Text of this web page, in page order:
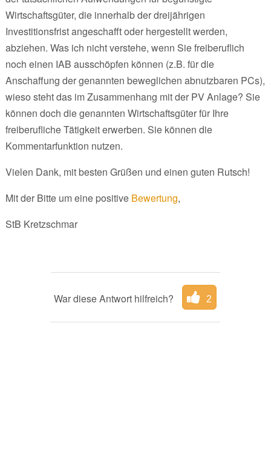
Wirtschaftsgüter, die innerhalb der dreijährigen
Investitionsfrist angeschafft oder hergestellt werden,
abziehen. Was ich nicht verstehe, wenn Sie freiberuflich
noch einen IAB ausschöpfen können (z.B. für die
Anschaffung der genannten beweglichen abnutzbaren PCs),
wieso steht das im Zusammenhang mit der PV Anlage? Sie
können doch die genannten Wirtschaftsgüter für Ihre
freiberufliche Tätigkeit erwerben. Sie können die
Kommentarfunktion nutzen.
Vielen Dank, mit besten Grüßen und einen guten Rutsch!
Mit der Bitte um eine positive Bewertung,
StB Kretzschmar
War diese Antwort hilfreich? 2